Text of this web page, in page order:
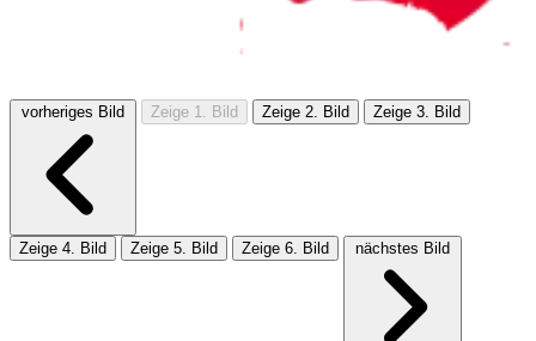
vorheriges Bild Zeige 1. Bild Zeige 2. Bild Zeige 3. Bild
Zeige 4. Bild Zeige 5. Bild Zeige 6. Bild nächstes Bild